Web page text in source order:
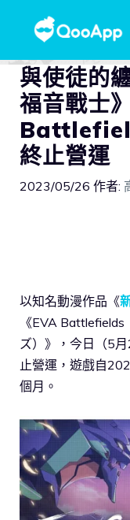
與使徒的
福音戰士
終止營運
2023/05/26 作者:
以知名動漫作品《
《EVA
ズ）》，今日（5
止營運，遊戲自
個月。